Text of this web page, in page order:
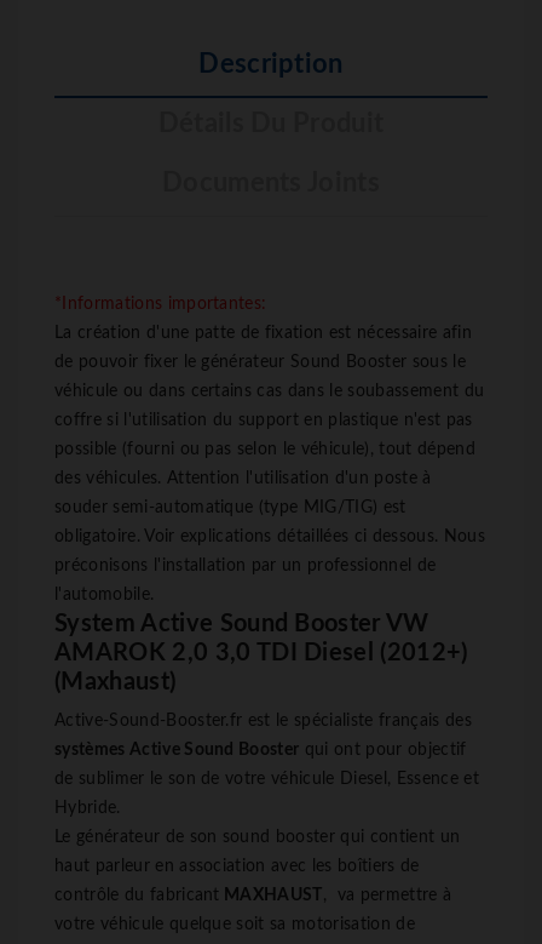
Description
*Informations importantes:
La création d'une patte de fixation est nécessaire afin
de pouvoir fixer le générateur Sound Booster sous le
véhicule ou dans certains cas dans le soubassement du
coffre si l'utilisation du support en plastique n'est pas
possible (fourni ou pas selon le véhicule), tout dépend
des véhicules. Attention l'utilisation d'un poste à
souder semi-automatique (type MIG/TIG) est
obligatoire. Voir explications détaillées ci dessous. Nous
préconisons l'installation par un professionnel de
l'automobile.
System Active Sound Booster VW
AMAROK 2,0 3,0 TDI Diesel (2012+)
(Maxhaust)
Active-Sound-Booster.fr est le spécialiste français des
systèmes Active Sound Booster qui ont pour objectif
de sublimer le son de votre véhicule Diesel, Essence et
Hybride.
Le générateur de son sound booster qui contient un
haut parleur en association avec les boîtiers de
contrôle du fabricant MAXHAUST , va permettre à
votre véhicule quelque soit sa motorisation de